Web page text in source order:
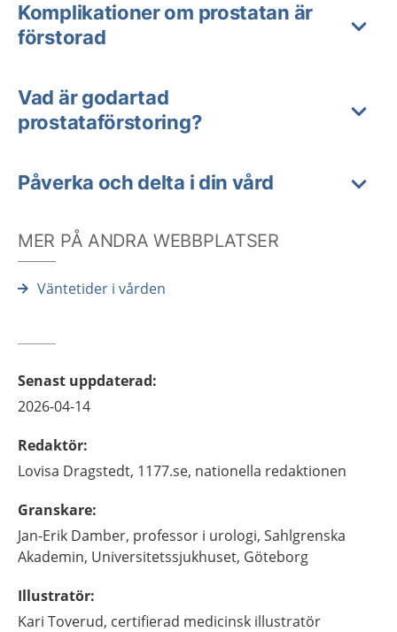
Komplikationer om prostatan är
förstorad
Vad är godartad
prostataförstoring?
Påverka och delta i din vård
MER PÅ ANDRA WEBBPLATSER
Väntetider i vården
Senast uppdaterad:
2026-04-14
Redaktör:
Lovisa Dragstedt, 1177.se, nationella redaktionen
Granskare:
Jan-Erik Damber, professor i urologi, Sahlgrenska
Akademin, Universitetssjukhuset, Göteborg
Illustratör:
Kari Toverud, certifierad medicinsk illustratör